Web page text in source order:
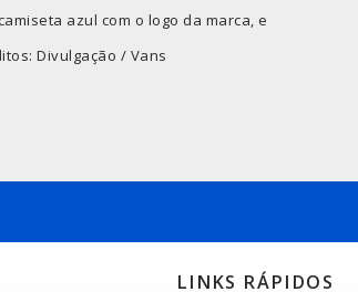
azul com o logo da marca, e
Divulgação / Vans
LINKS RÁPIDOS